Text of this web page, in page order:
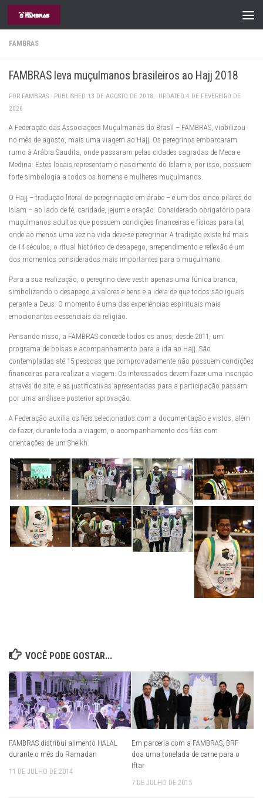
Skip to content
FAMBRAS
FAMBRAS leva muçulmanos brasileiros ao Hajj 2018
POR FAMBRAS · PUBLISHED 13 DE AGOSTO DE 2018 · UPDATED 4 DE FEVEREIRO DE
2026
A Federação das Associações Muçulmanas do Brasil – FAMBRAS, viabilizou
no mês de agosto, mais uma viagem ao Hajj. Os peregrinos embarcaram
rumo à Arábia Saudita, onde passaram pelas cidades sagradas de Meca e
Medina. Estes locais representam o nascimento do Islam e, por isso, possuem
forte simbologia a todos os homens e mulheres muçulmanos.
O Hajj – tradução literal de peregrinação em árabe – é um dos cinco pilares do
Islam – ao lado de fé, caridade, jejum e oração. Considerado obrigatório para
muçulmanos adultos que possuem condições financeiras e físicas para tal,
onde ao menos uma vez na vida deve-se peregrinar. A tradição existe há mais
de 14 séculos, o ritual histórico de desapego, arrependimento e reflexão é um
dos momentos considerados mais importantes para o muçulmano.
Para a sua realização, o peregrino deve vestir apenas uma túnica branca,
simbolizando o desapego a valores e bens e a ideia de que todos são iguais
perante a Deus. O momento é uma das experiências espirituais mais
emocionantes e essenciais da religião.
Pensando nisso, a FAMBRAS concede todos os anos, desde 2011, um
programa de bolsas e acompanhamento para a ida ao Hajj. São
contempladas até 15 pessoas que comprovadamente não possuem condições
financeiras para realizar a viagem. Os interessados devem fazer uma inscrição
através do site, e as justificativas apresentadas para a participação passam
por uma análise e posterior aprovação.
A Federação auxilia os fiéis selecionados com a documentação e vistos, além
de fazer, durante toda a viagem, o acompanhamento dos fiéis com
orientações de um Sheikh.
VOCÊ PODE GOSTAR...
FAMBRAS distribui alimento HALAL
durante o mês do Ramadan
11 DE JULHO DE 2014
Em parceria com a FAMBRAS, BRF
doa uma tonelada de carne para o
Iftar
7 DE JULHO DE 2015